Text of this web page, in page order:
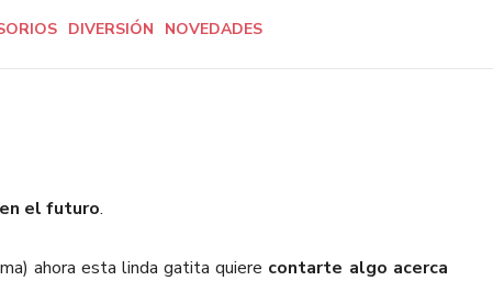
DIVERSIÓN NOVEDADES
en el futuro.
ahora esta linda gatita quiere contarte algo acerca